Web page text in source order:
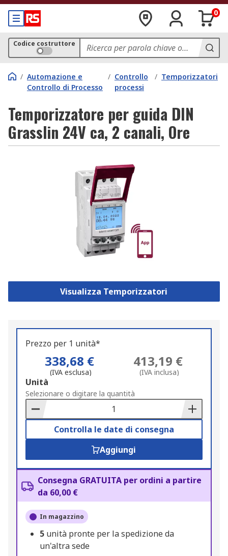
0
Codice costruttore
/ Automazione e
Controllo di Processo
/ Controllo
processi
/ Temporizzatori
Temporizzatore per guida DIN
Grasslin 24V ca, 2 canali, Ore
Visualizza Temporizzatori
Prezzo per 1 unità*
338,68 €
(IVA esclusa)
413,19 €
(IVA inclusa)
Add
to
Basket
Unità
Selezionare o digitare la quantità
Controlla le date di consegna
Aggiungi
Consegna GRATUITA per ordini a partire
da 60,00 €
In magazzino
5 unità pronte per la spedizione da
un'altra sede